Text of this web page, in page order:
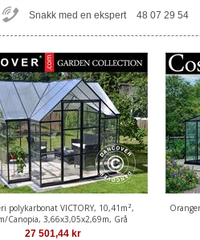
Snakk med en ekspert 48 07 29 54
polykarbonat VICTORY, 10,41m²,
Canopia, 3,66x3,05x2,69m, Grå
27 501,44 kr